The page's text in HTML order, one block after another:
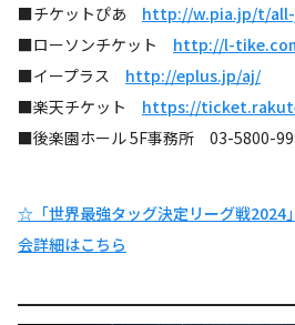
■チケットぴあ http://w.pia.jp/t/
■ローソンチケット http://l-
■イープラス http://eplus.jp/aj/
■楽天チケット https://
■後楽園ホール 5F事務所 03-5800-
☆「世界最強タッグ決定リーグ戦2024
会詳細はこちら